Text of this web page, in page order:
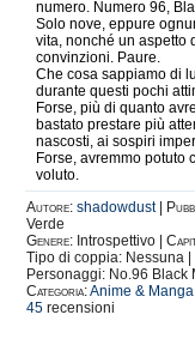
numero. Numero 96,
Solo nove, eppure
vita, nonché un aspetto
convinzioni. Paure.
Che cosa sappiamo di
durante questi pochi
Forse, più di quanto
bastato prestare più
nascosti, ai sospiri
Forse, avremmo potuto
voluto.
Autore: shadowdust|
Verde
Genere: Introspettivo |
Tipo di coppia: Nessuna |
Personaggi: No.96 Black
Categoria:Anime & Manga
45 recensioni